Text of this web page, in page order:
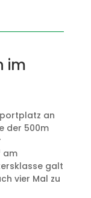
im
an
der 500m
am
galt
vier Mal zu